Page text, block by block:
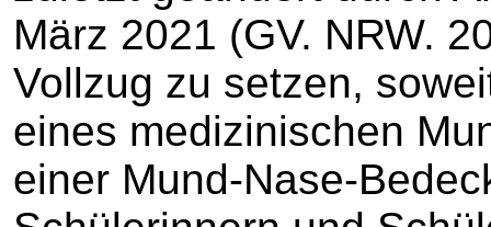
März 2021 (GV. NRW.
Vollzug zu setzen,
eines medizinischen
einer Mund-Nase-